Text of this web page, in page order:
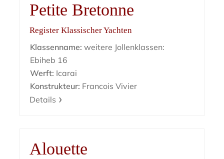
Petite Bretonne
Register Klassischer Yachten
Klassenname: weitere Jollenklassen:
Ebiheb 16
Werft: Icarai
Konstrukteur: Francois Vivier
Details
Alouette